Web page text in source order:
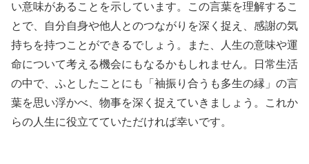
い意味があることを示しています。この言葉を理解するこ
とで、自分自身や他人とのつながりを深く捉え、感謝の気
持ちを持つことができるでしょう。また、人生の意味や運
命について考える機会にもなるかもしれません。日常生活
の中で、ふとしたことにも「袖振り合うも多生の縁」の言
葉を思い浮かべ、物事を深く捉えていきましょう。これか
らの人生に役立てていただければ幸いです。